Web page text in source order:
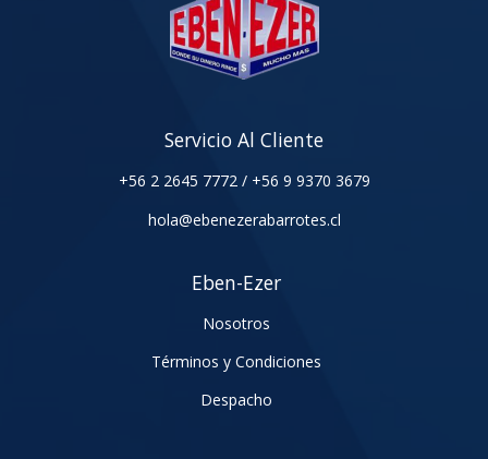
Servicio Al Cliente
+56 2 2645 7772 / +56 9 9370 3679
hola@ebenezerabarrotes.cl
Eben-Ezer
Nosotros
Términos y Condiciones
Despacho